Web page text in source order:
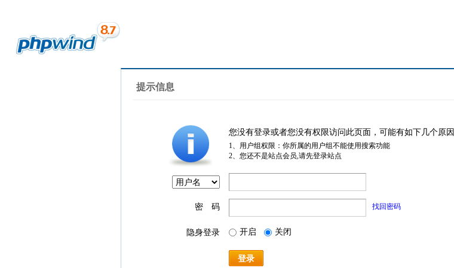
提示信息
您没有登录或者您没有权限访问此页面，可能有如下几个原因
1、用户组权限：你所属的用户组不能使用搜索功能
2、您还不是站点会员,请先登录站点
密 码 找回密码
隐身登录 开启 关闭
登录